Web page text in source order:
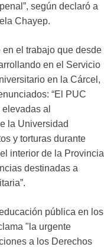
según declaró a
Chayep.
el trabajo que desde
en el Servicio
en la Cárcel,
“El PUC
al
la Universidad
y torturas durante
interior de la Provincia
destinadas a
pública en los
"la urgente
a los Derechos